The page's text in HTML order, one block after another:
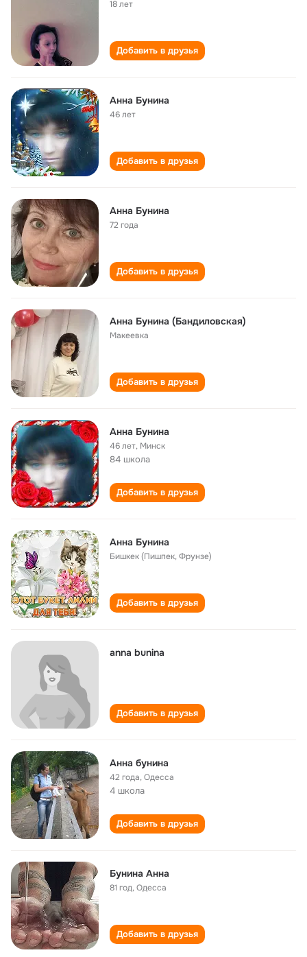
18 лет
Добавить в друзья
Анна Бунина
46 лет
Добавить в друзья
Анна Бунина
72 года
Добавить в друзья
Анна Бунина (Бандиловская)
Макеевка
Добавить в друзья
Анна Бунина
46 лет, Минск
84 школа
Добавить в друзья
Анна Бунина
Бишкек (Пишпек, Фрунзе)
Добавить в друзья
anna bunina
Добавить в друзья
Анна бунина
42 года,Одесса
4 школа
Добавить в друзья
Бунина Анна
81 год,Одесса
Добавить в друзья